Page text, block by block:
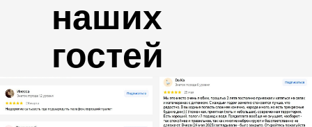
наших
гостей